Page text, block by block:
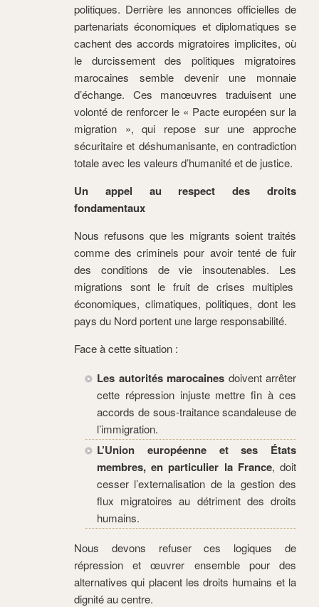
politiques. Derrière les annonces officielles de
partenariats économiques et diplomatiques se
cachent des accords migratoires implicites, où
le durcissement des politiques migratoires
marocaines semble devenir une monnaie
d’échange. Ces manœuvres traduisent une
volonté de renforcer le « Pacte européen sur la
migration », qui repose sur une approche
sécuritaire et déshumanisante, en contradiction
totale avec les valeurs d’humanité et de justice.
Un appel au respect des droits
fondamentaux
Nous refusons que les migrants soient traités
comme des criminels pour avoir tenté de fuir
des conditions de vie insoutenables. Les
migrations sont le fruit de crises multiples
économiques, climatiques, politiques, dont les
pays du Nord portent une large responsabilité.
Face à cette situation :
Les autorités marocaines doivent arrêter
cette répression injuste mettre fin à ces
accords de sous-traitance scandaleuse de
l’immigration.
L’Union européenne et ses États
membres, en particulier la France, doit
cesser l’externalisation de la gestion des
flux migratoires au détriment des droits
humains.
Nous devons refuser ces logiques de
répression et œuvrer ensemble pour des
alternatives qui placent les droits humains et la
dignité au centre.